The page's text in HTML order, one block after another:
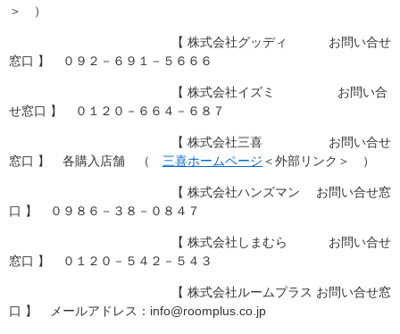
＞
）
【 株式会社グッディ お問い合せ
窓口 】 ０９２－６９１－５６６６
【 株式会社イズミ お問い合
せ窓口 】 ０１２０－６６４－６８７
【 株式会社三喜 お問い合せ
窓口 】 各購入店舗 （ 三喜ホームページ ＜外部リンク＞ ）
【 株式会社ハンズマン お問い合せ窓
口 】 ０９８６－３８－０８４７
【 株式会社しまむら お問い合せ
窓口 】 ０１２０－５４２－５４３
【 株式会社ルームプラス お問い合せ窓
口 】 メールアドレス：info@roomplus.co.jp